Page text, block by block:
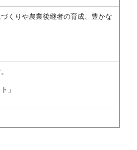
くりや農業後継者の育成、豊かな
」